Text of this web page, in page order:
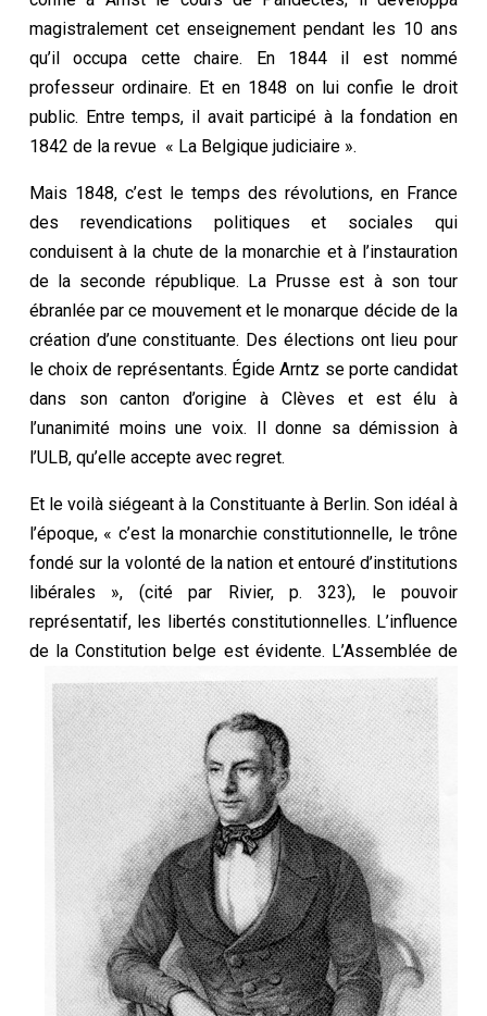
magistralement cet enseignement pendant les 10 ans
qu’il occupa cette chaire. En 1844 il est nommé
professeur ordinaire. Et en 1848 on lui confie le droit
public. Entre temps, il avait participé à la fondation en
1842 de la revue « La Belgique judiciaire ».
Mais 1848, c’est le temps des révolutions, en France
des revendications politiques et sociales qui
conduisent à la chute de la monarchie et à l’instauration
de la seconde république. La Prusse est à son tour
ébranlée par ce mouvement et le monarque décide de la
création d’une constituante. Des élections ont lieu pour
le choix de représentants. Égide Arntz se porte candidat
dans son canton d’origine à Clèves et est élu à
l’unanimité moins une voix. Il donne sa démission à
l’ULB, qu’elle accepte avec regret.
Et le voilà siégeant à la Constituante à Berlin. Son idéal à
l’époque, « c’est la monarchie constitutionnelle, le trône
fondé sur la volonté de la nation et entouré d’institutions
libérales », (cité par Rivier, p. 323), le pouvoir
représentatif, les libertés constitutionnelles. L’influence
de la Constitution belge est évidente. L’Assemblée de